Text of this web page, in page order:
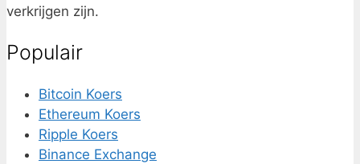
verkrijgen zijn.
Populair
Bitcoin Koers
Ethereum Koers
Ripple Koers
Binance Exchange